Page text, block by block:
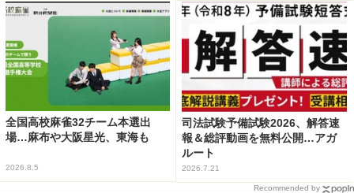
全国高校麻雀32チーム本選出
場…麻布や大阪星光、東海も
2026.8.5
司法試験予備試験2026、解答速
報＆総評動画を無料公開…アガ
ルート
2026.7.21
Recommended by